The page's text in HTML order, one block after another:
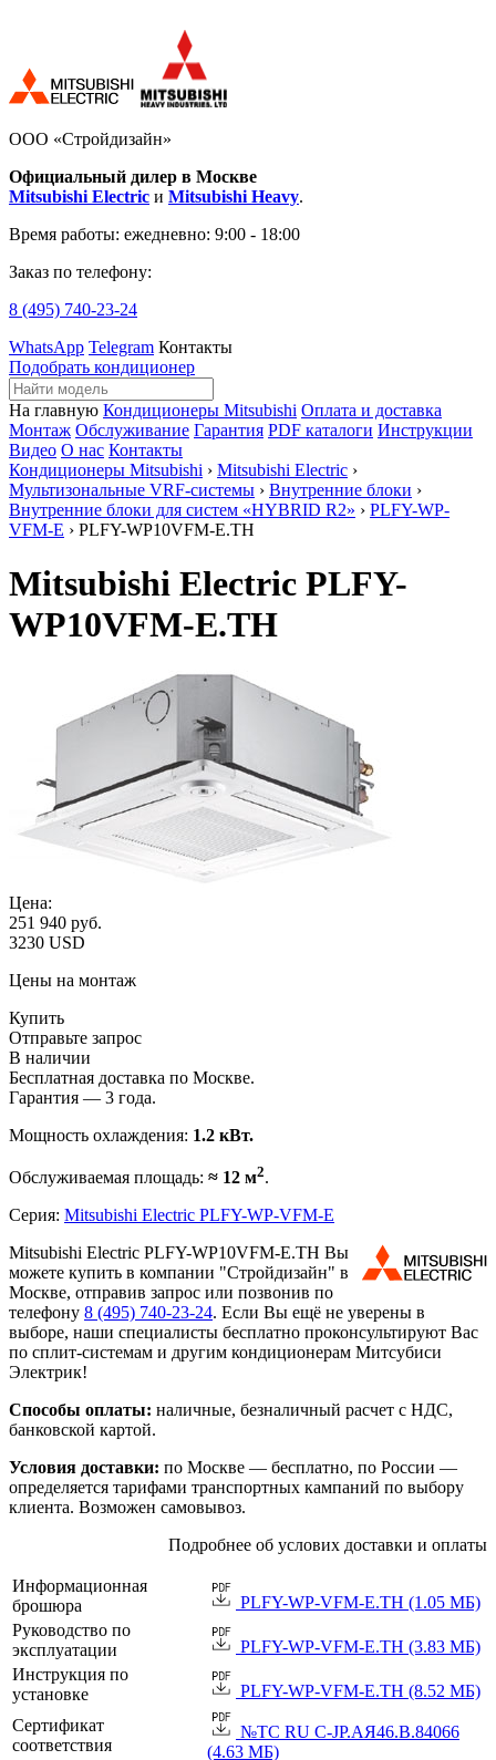
ООО «Стройдизайн»
Официальный дилер в Москве
Mitsubishi Electric и Mitsubishi Heavy.
Время работы: ежедневно: 9:00 - 18:00
Заказ по телефону:
8 (495) 740-23-24
WhatsApp Telegram Контакты
Подобрать кондиционер
На главную Кондиционеры Mitsubishi Оплата и доставка
Монтаж Обслуживание Гарантия PDF каталоги Инструкции
Видео О нас Контакты
Кондиционеры Mitsubishi › Mitsubishi Electric ›
Мультизональные VRF-системы › Внутренние блоки ›
Внутренние блоки для систем «HYBRID R2» › PLFY-WP-
VFM-E › PLFY-WP10VFM-E.TH
Mitsubishi Electric PLFY-
WP10VFM-E.TH
Цена:
251 940 руб.
3230 USD
Цены на монтаж
Купить
Отправьте запрос
В наличии
Бесплатная доставка по Москве.
Гарантия — 3 года.
Мощность охлаждения: 1.2 кВт.
Обслуживаемая площадь: ≈ 12 м2.
Серия: Mitsubishi Electric PLFY-WP-VFM-E
Mitsubishi Electric PLFY-WP10VFM-E.TH Вы
можете купить в компании "Стройдизайн" в
Москве, отправив запрос или позвонив по
телефону 8 (495) 740-23-24. Если Вы ещё не уверены в
выборе, наши специалисты бесплатно проконсультируют Вас
по сплит-системам и другим кондиционерам Митсубиси
Электрик!
Способы оплаты: наличные, безналичный расчет с НДС,
банковской картой.
Условия доставки: по Москве — бесплатно, по России —
определяется тарифами транспортных кампаний по выбору
клиента. Возможен самовывоз.
Подробнее об услових доставки и оплаты
Информационная
брошюра
PLFY-WP-VFM-E.TH (1.05 МБ)
Руководство по
эксплуатации
PLFY-WP-VFM-E.TH (3.83 МБ)
Инструкция по
установке
PLFY-WP-VFM-E.TH (8.52 МБ)
Сертификат
соответствия
№TC RU C-JP.АЯ46.B.84066
(4.63 МБ)